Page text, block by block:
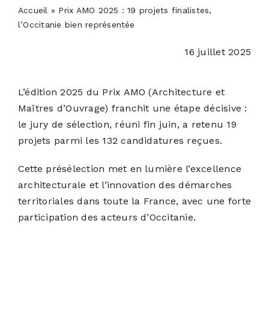
Accueil » Prix AMO 2025 : 19 projets finalistes,
l’Occitanie bien représentée
16 juillet 2025
L’édition 2025 du Prix AMO (Architecture et
Maîtres d’Ouvrage) franchit une étape décisive :
le jury de sélection, réuni fin juin, a retenu 19
projets parmi les 132 candidatures reçues.
Cette présélection met en lumière l’excellence
architecturale et l’innovation des démarches
territoriales dans toute la France, avec une forte
participation des acteurs d’Occitanie.
PODCASTS
S’ABONNER
CONTACT